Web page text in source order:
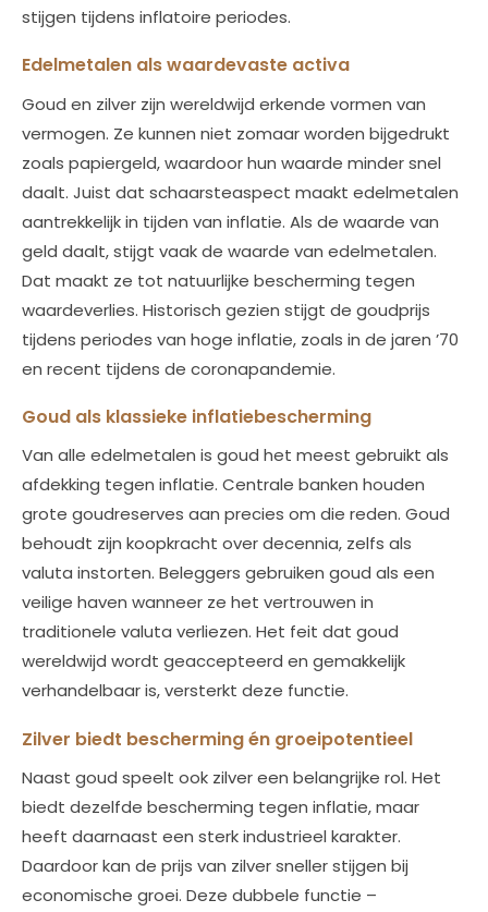
stijgen tijdens inflatoire periodes.
Edelmetalen als waardevaste activa
Goud en zilver zijn wereldwijd erkende vormen van
vermogen. Ze kunnen niet zomaar worden bijgedrukt
zoals papiergeld, waardoor hun waarde minder snel
daalt. Juist dat schaarsteaspect maakt edelmetalen
aantrekkelijk in tijden van inflatie. Als de waarde van
geld daalt, stijgt vaak de waarde van edelmetalen.
Dat maakt ze tot natuurlijke bescherming tegen
waardeverlies. Historisch gezien stijgt de goudprijs
tijdens periodes van hoge inflatie, zoals in de jaren ’70
en recent tijdens de coronapandemie.
Goud als klassieke inflatiebescherming
Van alle edelmetalen is goud het meest gebruikt als
afdekking tegen inflatie. Centrale banken houden
grote goudreserves aan precies om die reden. Goud
behoudt zijn koopkracht over decennia, zelfs als
valuta instorten. Beleggers gebruiken goud als een
veilige haven wanneer ze het vertrouwen in
traditionele valuta verliezen. Het feit dat goud
wereldwijd wordt geaccepteerd en gemakkelijk
verhandelbaar is, versterkt deze functie.
Zilver biedt bescherming én groeipotentieel
Naast goud speelt ook zilver een belangrijke rol. Het
biedt dezelfde bescherming tegen inflatie, maar
heeft daarnaast een sterk industrieel karakter.
Daardoor kan de prijs van zilver sneller stijgen bij
economische groei. Deze dubbele functie –